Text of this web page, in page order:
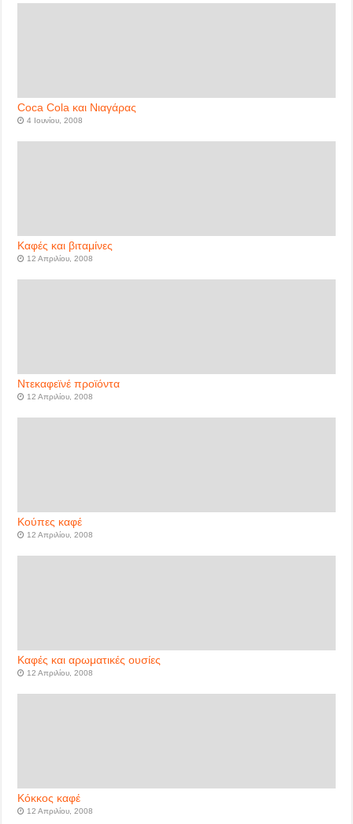
Coca Cola και Νιαγάρας
4 Ιουνίου, 2008
Καφές και βιταμίνες
12 Απριλίου, 2008
Ντεκαφεϊνέ προϊόντα
12 Απριλίου, 2008
Κούπες καφέ
12 Απριλίου, 2008
Καφές και αρωματικές ουσίες
12 Απριλίου, 2008
Κόκκος καφέ
12 Απριλίου, 2008